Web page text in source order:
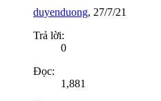
duyenduong, 27/7/21
Trả lời:
0
Đọc:
1,881